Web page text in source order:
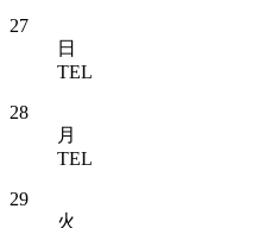
27
日
TEL
28
月
TEL
29
火